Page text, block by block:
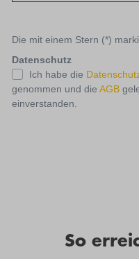
Die mit einem Stern (*)
Datenschutz
Ich habe die
genommen und die AGB
einverstanden.
So